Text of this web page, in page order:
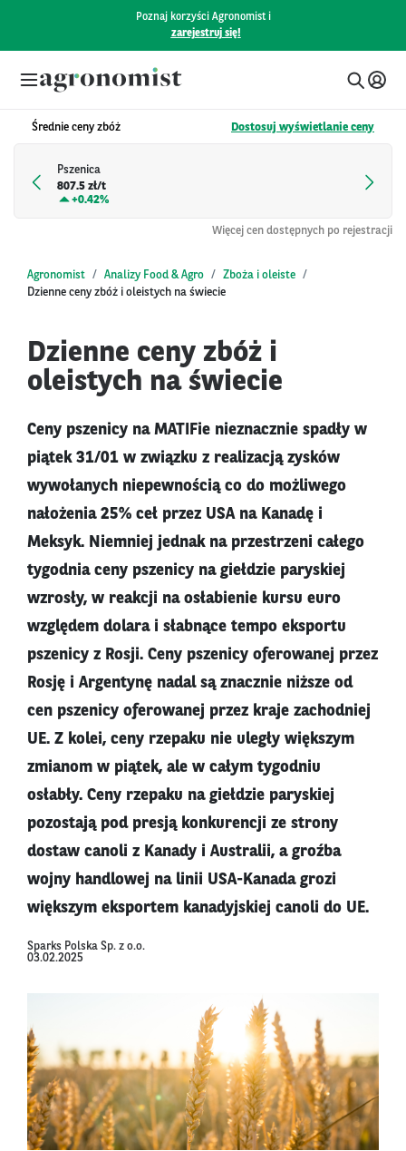
Poznaj korzyści Agronomist i
zarejestruj się!
Średnie ceny zbóż Dostosuj wyświetlanie ceny
Pszenica
807.5 zł/t
+0.42%
Więcej cen dostępnych po rejestracji
Agronomist Analizy Food & Agro
Zboża i oleiste
Dzienne ceny zbóż i oleistych na świecie
Dzienne ceny zbóż i
oleistych na świecie
Ceny pszenicy na MATIFie nieznacznie spadły w
piątek 31/01 w związku z realizacją zysków
wywołanych niepewnością co do możliwego
nałożenia 25% ceł przez USA na Kanadę i
Meksyk. Niemniej jednak na przestrzeni całego
tygodnia ceny pszenicy na giełdzie paryskiej
wzrosły, w reakcji na osłabienie kursu euro
względem dolara i słabnące tempo eksportu
pszenicy z Rosji. Ceny pszenicy oferowanej przez
Rosję i Argentynę nadal są znacznie niższe od
cen pszenicy oferowanej przez kraje zachodniej
UE. Z kolei, ceny rzepaku nie uległy większym
zmianom w piątek, ale w całym tygodniu
osłabły. Ceny rzepaku na giełdzie paryskiej
pozostają pod presją konkurencji ze strony
dostaw canoli z Kanady i Australii, a groźba
wojny handlowej na linii USA-Kanada grozi
większym eksportem kanadyjskiej canoli do UE.
Sparks Polska Sp. z o.o.
03.02.2025